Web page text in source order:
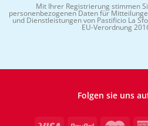
Mit Ihrer Registrierung stimmen
personenbezogenen Daten für
und Dienstleistungen von Pastificio La
EU-Verordnung
Folgen sie uns